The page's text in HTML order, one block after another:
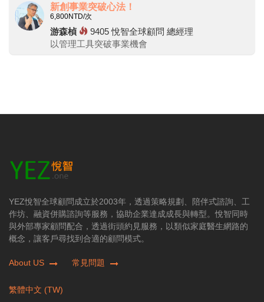
新創事業突破心法！
6,800NTD/次
游森楨 9405 悅智全球顧問 總經理
以管理工具突破事業機會
YEZ悅智全球顧問成立於2003年，透過策略規劃、陪伴式諮詢、工
作坊、融資併購諮詢等服務，協助企業達成成長與轉型。悅智同時
與外部專家顧問配合，透過街頭約見服務，以類似家庭醫生網路的
概念，讓客戶尋找到合適的顧問模式。
About US 常見問題
繁體中文 (TW)